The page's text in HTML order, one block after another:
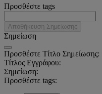
Προσθέστε tags
Αποθήκευση Σημείωσης
Σημείωση
Προσθέστε Τίτλο Σημείωσης:
Τίτλος Εγγράφου:
Σημείωση:
Προσθέστε tags: